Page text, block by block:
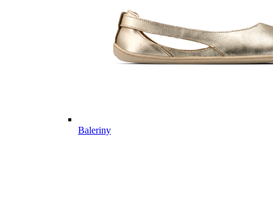
Baleriny